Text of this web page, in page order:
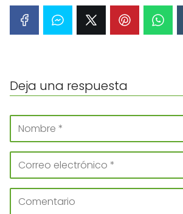
Deja una respuesta